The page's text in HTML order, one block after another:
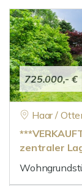
725.000,- €
Haar /
zentraler